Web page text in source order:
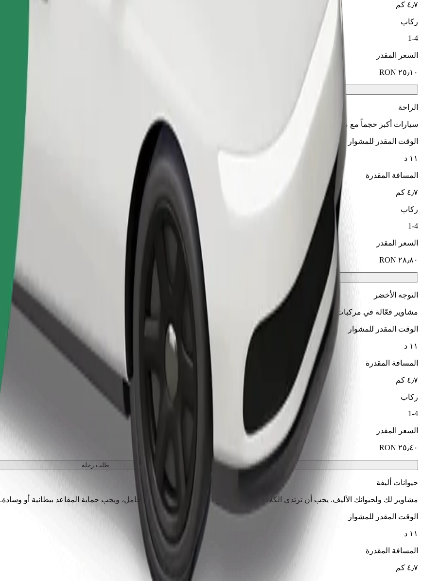
٤٫٧ كم
ركاب
1-4
السعر المقدر
الراحة
سيارات أكبر حجماً مع مساحة أكبر للأرجل والتخزين
الوقت المقدر للمشوار
١١ د
المسافة المقدرة
٤٫٧ كم
ركاب
1-4
السعر المقدر
التوجه الأخضر
مشاوير فعّالة في مركبات هجينة وكهربائية
الوقت المقدر للمشوار
١١ د
المسافة المقدرة
٤٫٧ كم
ركاب
1-4
السعر المقدر
طلب رحلة
حيوانات أليفة
مشاوير لك ولحيوانك الأليف. يجب أن ترتدي الكلاب كمامة، وتحتاج الحيوانات الصغيرة إلى حامل، ويجب حماية المقاعد ببطانية أو وسادة.
الوقت المقدر للمشوار
١١ د
المسافة المقدرة
٤٫٧ كم